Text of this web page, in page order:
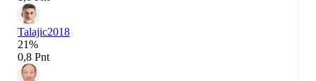
Talajic2018
21%
0,8 Pnt